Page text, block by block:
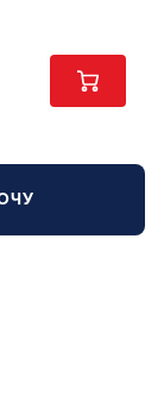
1 ШТ